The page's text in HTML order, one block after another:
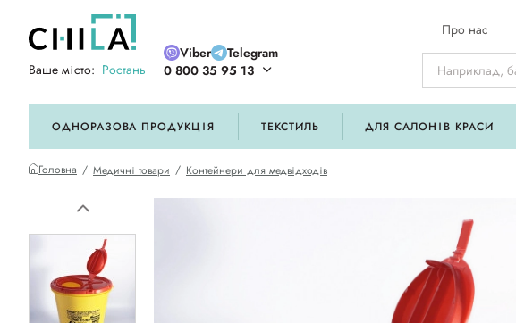
Ваше місто: Ростань
Viber
Telegram
0 800 35 95 13
Про нас
ОДНОРАЗОВА ПРОДУКЦІЯ ТЕКСТИЛЬ ДЛЯ САЛОНІВ КРАСИ
Головна Медичні товари Контейнери для медвідходів